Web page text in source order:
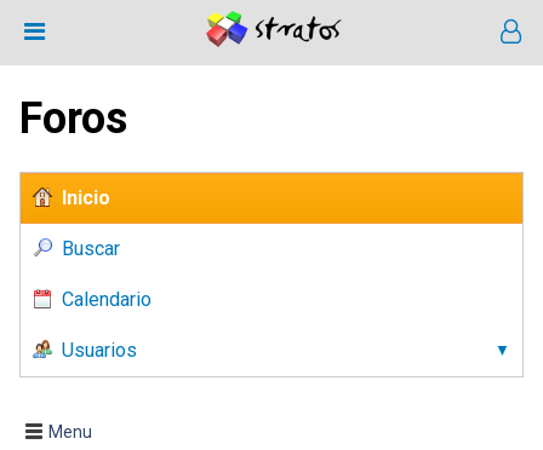
Foros
Inicio
Buscar
Calendario
Usuarios
Menu